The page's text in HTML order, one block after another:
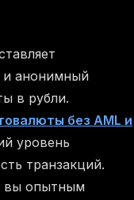
и анонимный
в рубли.
без AML и
уровень
транзакций.
вы опытным